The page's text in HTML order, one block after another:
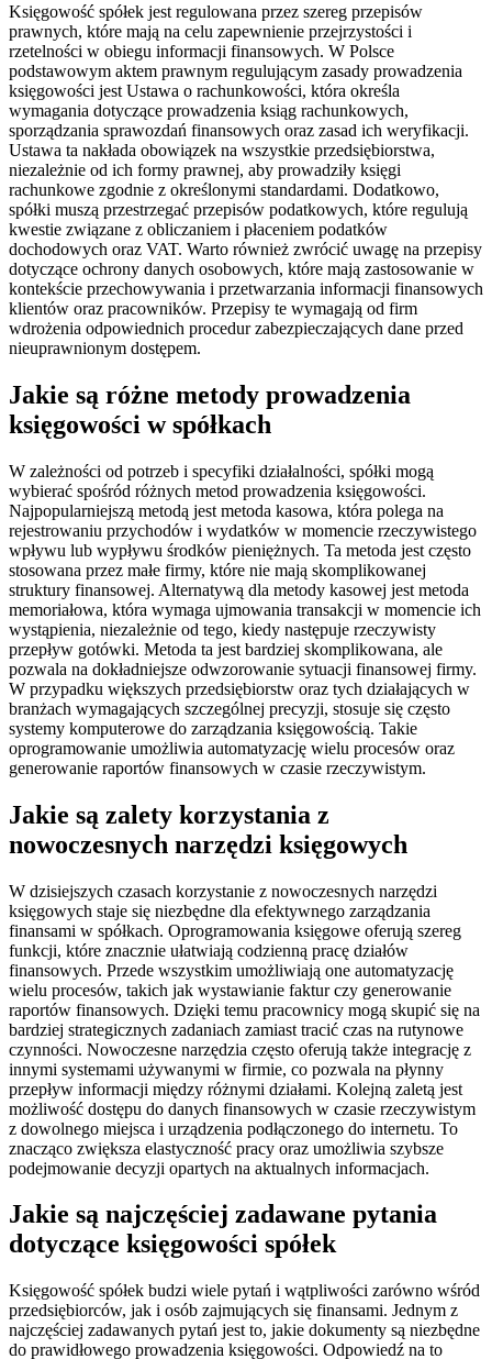
Księgowość spółek jest regulowana przez szereg przepisów
prawnych, które mają na celu zapewnienie przejrzystości i
rzetelności w obiegu informacji finansowych. W Polsce
podstawowym aktem prawnym regulującym zasady prowadzenia
księgowości jest Ustawa o rachunkowości, która określa
wymagania dotyczące prowadzenia ksiąg rachunkowych,
sporządzania sprawozdań finansowych oraz zasad ich weryfikacji.
Ustawa ta nakłada obowiązek na wszystkie przedsiębiorstwa,
niezależnie od ich formy prawnej, aby prowadziły księgi
rachunkowe zgodnie z określonymi standardami. Dodatkowo,
spółki muszą przestrzegać przepisów podatkowych, które regulują
kwestie związane z obliczaniem i płaceniem podatków
dochodowych oraz VAT. Warto również zwrócić uwagę na przepisy
dotyczące ochrony danych osobowych, które mają zastosowanie w
kontekście przechowywania i przetwarzania informacji finansowych
klientów oraz pracowników. Przepisy te wymagają od firm
wdrożenia odpowiednich procedur zabezpieczających dane przed
nieuprawnionym dostępem.
Jakie są różne metody prowadzenia
księgowości w spółkach
W zależności od potrzeb i specyfiki działalności, spółki mogą
wybierać spośród różnych metod prowadzenia księgowości.
Najpopularniejszą metodą jest metoda kasowa, która polega na
rejestrowaniu przychodów i wydatków w momencie rzeczywistego
wpływu lub wypływu środków pieniężnych. Ta metoda jest często
stosowana przez małe firmy, które nie mają skomplikowanej
struktury finansowej. Alternatywą dla metody kasowej jest metoda
memoriałowa, która wymaga ujmowania transakcji w momencie ich
wystąpienia, niezależnie od tego, kiedy następuje rzeczywisty
przepływ gotówki. Metoda ta jest bardziej skomplikowana, ale
pozwala na dokładniejsze odwzorowanie sytuacji finansowej firmy.
W przypadku większych przedsiębiorstw oraz tych działających w
branżach wymagających szczególnej precyzji, stosuje się często
systemy komputerowe do zarządzania księgowością. Takie
oprogramowanie umożliwia automatyzację wielu procesów oraz
generowanie raportów finansowych w czasie rzeczywistym.
Jakie są zalety korzystania z
nowoczesnych narzędzi księgowych
W dzisiejszych czasach korzystanie z nowoczesnych narzędzi
księgowych staje się niezbędne dla efektywnego zarządzania
finansami w spółkach. Oprogramowania księgowe oferują szereg
funkcji, które znacznie ułatwiają codzienną pracę działów
finansowych. Przede wszystkim umożliwiają one automatyzację
wielu procesów, takich jak wystawianie faktur czy generowanie
raportów finansowych. Dzięki temu pracownicy mogą skupić się na
bardziej strategicznych zadaniach zamiast tracić czas na rutynowe
czynności. Nowoczesne narzędzia często oferują także integrację z
innymi systemami używanymi w firmie, co pozwala na płynny
przepływ informacji między różnymi działami. Kolejną zaletą jest
możliwość dostępu do danych finansowych w czasie rzeczywistym
z dowolnego miejsca i urządzenia podłączonego do internetu. To
znacząco zwiększa elastyczność pracy oraz umożliwia szybsze
podejmowanie decyzji opartych na aktualnych informacjach.
Jakie są najczęściej zadawane pytania
dotyczące księgowości spółek
Księgowość spółek budzi wiele pytań i wątpliwości zarówno wśród
przedsiębiorców, jak i osób zajmujących się finansami. Jednym z
najczęściej zadawanych pytań jest to, jakie dokumenty są niezbędne
do prawidłowego prowadzenia księgowości. Odpowiedź na to